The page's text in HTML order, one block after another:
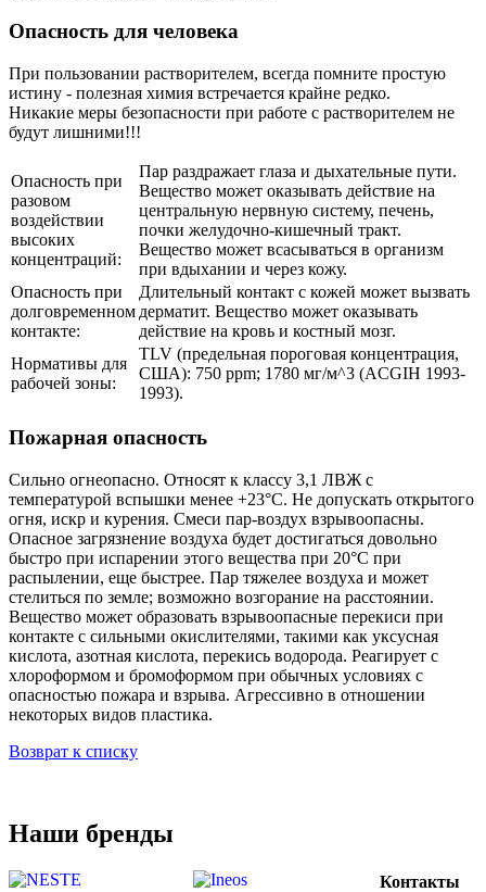
Опасность для человека
При пользовании растворителем, всегда помните простую
истину - полезная химия встречается крайне редко.
Никакие меры безопасности при работе с растворителем не
будут лишними!!!
Опасность при
разовом
воздействии
высоких
концентраций:
Пар раздражает глаза и дыхательные пути.
Вещество может оказывать действие на
центральную нервную систему, печень,
почки желудочно-кишечный тракт.
Вещество может всасываться в организм
при вдыхании и через кожу.
Опасность при
долговременном
контакте:
Длительный контакт с кожей может вызвать
дерматит. Вещество может оказывать
действие на кровь и костный мозг.
Нормативы для
рабочей зоны:
TLV (предельная пороговая концентрация,
США): 750 ppm; 1780 мг/м^3 (ACGIH 1993-
1993).
Пожарная опасность
Сильно огнеопасно. Относят к классу 3,1 ЛВЖ с
температурой вспышки менее +23°C. Не допускать открытого
огня, искр и курения. Смеси пар-воздух взрывоопасны.
Опасное загрязнение воздуха будет достигаться довольно
быстро при испарении этого вещества при 20°C при
распылении, еще быстрее. Пар тяжелее воздуха и может
стелиться по земле; возможно возгорание на расстоянии.
Вещество может образовать взрывоопасные перекиси при
контакте с сильными окислителями, такими как уксусная
кислота, азотная кислота, перекись водорода. Реагирует с
хлороформом и бромоформом при обычных условиях с
опасностью пожара и взрыва. Агрессивно в отношении
некоторых видов пластика.
Возврат к списку
Наши бренды
Контакты